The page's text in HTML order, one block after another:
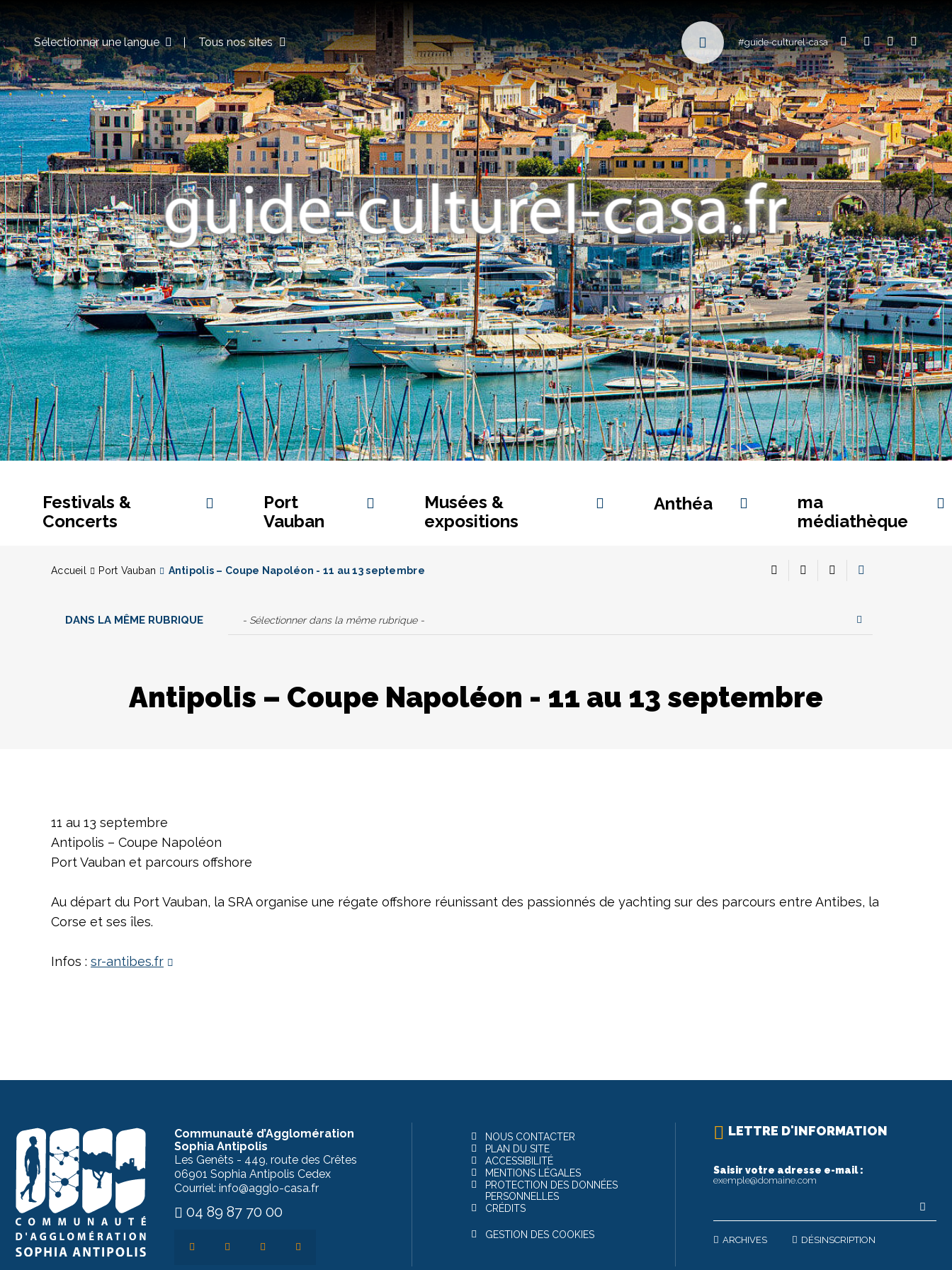
Sélectionner une langue Tous nos sites #guide-culturel-casa
Festivals &
Concerts
Port
Vauban
Musées &
expositions
Anthéa
ma
médiathèque
Accueil Port Vauban Antipolis – Coupe Napoléon - 11 au 13 septembre
DANS LA MÊME RUBRIQUE - Sélectionner dans la même rubrique -
Antipolis – Coupe Napoléon - 11 au 13 septembre
11 au 13 septembre
Antipolis – Coupe Napoléon
Port Vauban et parcours offshore
Au départ du Port Vauban, la SRA organise une régate offshore réunissant des passionnés de yachting sur des parcours entre Antibes, la
Corse et ses îles.
Infos : sr-antibes.fr
Communauté d’Agglomération
Sophia Antipolis
Les Genêts - 449, route des Crêtes
06901 Sophia Antipolis Cedex
Courriel: info@agglo-casa.fr
04 89 87 70 00
NOUS CONTACTER
PLAN DU SITE
ACCESSIBILITÉ
MENTIONS LÉGALES
PROTECTION DES DONNÉES
PERSONNELLES
CRÉDITS
GESTION DES COOKIES
LETTRE D'INFORMATION
Saisir votre adresse e-mail :
exemple@domaine.com
ARCHIVES DÉSINSCRIPTION